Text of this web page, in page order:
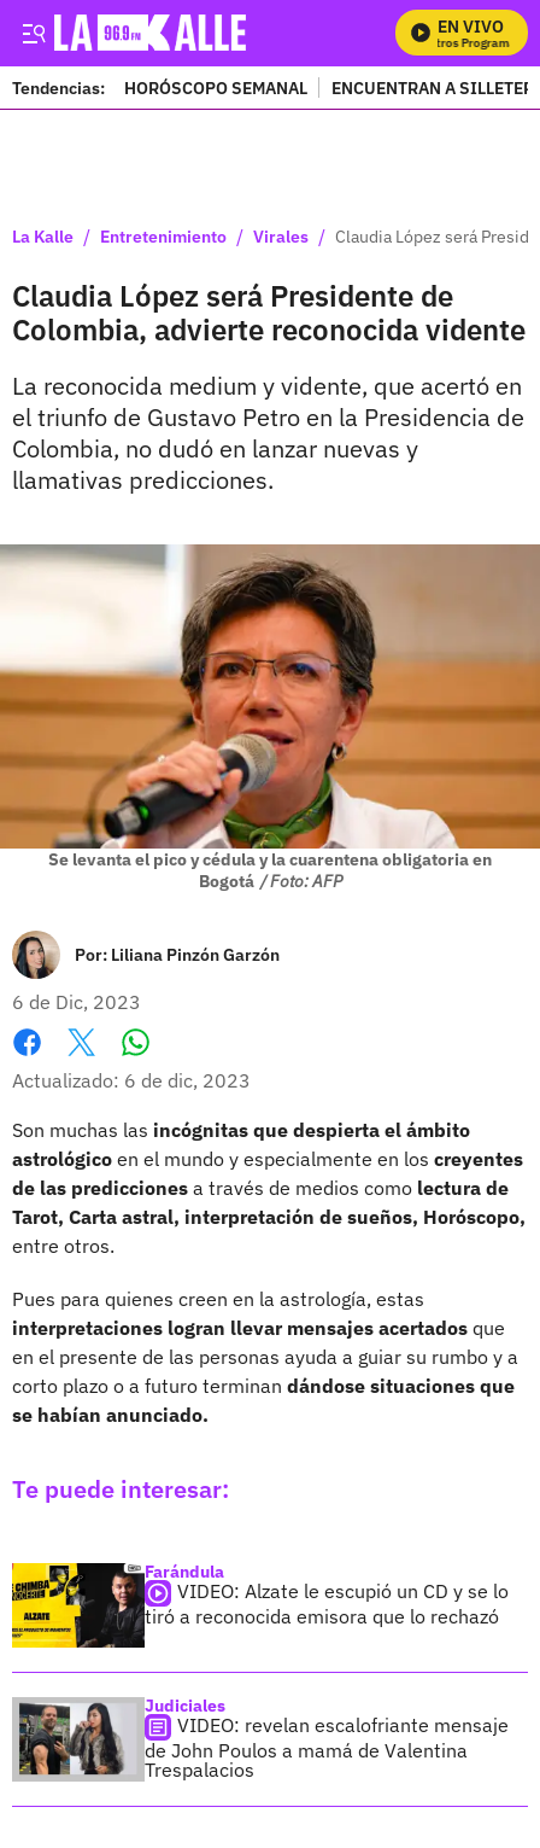
EN VIVO
Tendencias: HORÓSCOPO SEMANAL ENCUENTRAN A
La Kalle / Entretenimiento / Virales / Claudia López será
Claudia López será Presidente de
Colombia, advierte reconocida vidente
La reconocida medium y vidente, que acertó en
el triunfo de Gustavo Petro en la Presidencia de
Colombia, no dudó en lanzar nuevas y
llamativas predicciones.
Se levanta el pico y cédula y la cuarentena obligatoria en
Bogotá / Foto: AFP
Por: Liliana Pinzón Garzón
6 de Dic, 2023
Facebook
X
Actualizado: 6 de dic, 2023
Son muchas las incógnitas que despierta el ámbito
astrológico en el mundo y especialmente en los creyentes
de las predicciones a través de medios como lectura de
Tarot, Carta astral, interpretación de sueños, Horóscopo,
entre otros.
Pues para quienes creen en la astrología, estas
interpretaciones logran llevar mensajes acertados que
en el presente de las personas ayuda a guiar su rumbo y a
corto plazo o a futuro terminan dándose situaciones que
se habían anunciado.
Te puede interesar:
Farándula
VIDEO: Alzate le escupió un CD y se lo
tiró a reconocida emisora que lo rechazó
Judiciales
VIDEO: revelan escalofriante mensaje
de John Poulos a mamá de Valentina
Trespalacios